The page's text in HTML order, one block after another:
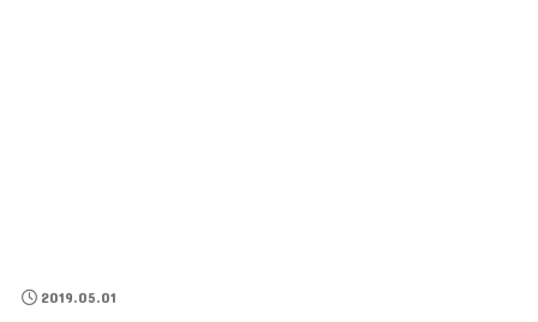
2019.05.01